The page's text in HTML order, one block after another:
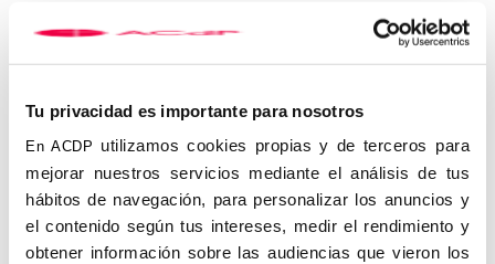
Tu privacidad es importante para nosotros
En ACDP utilizamos cookies propias y de terceros para
mejorar nuestros servicios mediante el análisis de tus
hábitos de navegación, para personalizar los anuncios y
el contenido según tus intereses, medir el rendimiento y
obtener información sobre las audiencias que vieron los
Nicolás González Ruiz, con joven inquietud por las Letras, fue
profesor de Lengua y Literatura española en la Universidad de
Liverpool entre 1921 y 1922. Al regresar a Madrid comenzó a
colaborar como editorialista en la cabecera del diario de la
ACdP. Volvería a Reino Unido como enviado especial a los